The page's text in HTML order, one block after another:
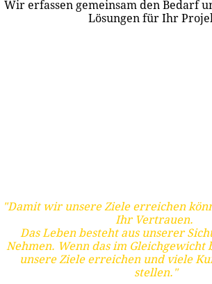
Wir erfassen gemeinsam den Bedarf
Lösungen für Ihr
"Damit wir unsere Ziele erreichen
Ihr Vertrauen.
Das Leben besteht aus unserer
Nehmen. Wenn das im
unsere Ziele erreichen und viele
stellen."